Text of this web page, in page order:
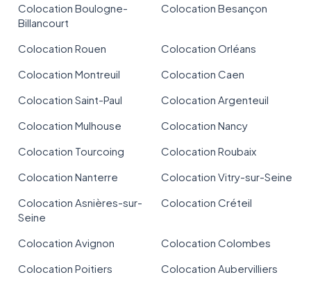
Colocation Boulogne-
Billancourt
Colocation Besançon
Colocation Rouen
Colocation Orléans
Colocation Montreuil
Colocation Caen
Colocation Saint-Paul
Colocation Argenteuil
Colocation Mulhouse
Colocation Nancy
Colocation Tourcoing
Colocation Roubaix
Colocation Nanterre
Colocation Vitry-sur-Seine
Colocation Asnières-sur-
Seine
Colocation Créteil
Colocation Avignon
Colocation Colombes
Colocation Poitiers
Colocation Aubervilliers